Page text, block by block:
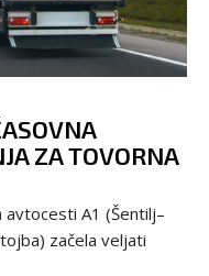
ZA TOVORNA
A1 (Šentilj–
začela veljati